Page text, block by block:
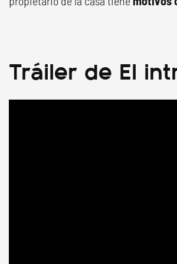
Tráiler de El